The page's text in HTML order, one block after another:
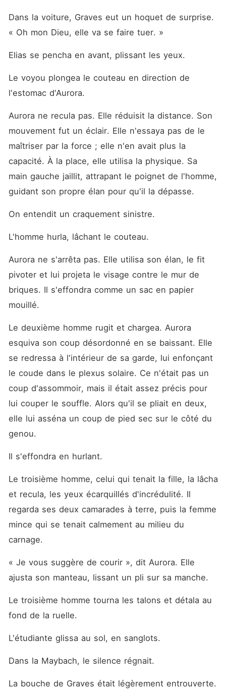
Dans la voiture, Graves eut un hoquet de surprise.
« Oh mon Dieu, elle va se faire tuer. »
Elias se pencha en avant, plissant les yeux.
Le voyou plongea le couteau en direction de
l'estomac d'Aurora.
Aurora ne recula pas. Elle réduisit la distance. Son
mouvement fut un éclair. Elle n'essaya pas de le
maîtriser par la force ; elle n'en avait plus la
capacité. À la place, elle utilisa la physique. Sa
main gauche jaillit, attrapant le poignet de l'homme,
guidant son propre élan pour qu'il la dépasse.
On entendit un craquement sinistre.
L'homme hurla, lâchant le couteau.
Aurora ne s'arrêta pas. Elle utilisa son élan, le fit
pivoter et lui projeta le visage contre le mur de
briques. Il s'effondra comme un sac en papier
mouillé.
Le deuxième homme rugit et chargea. Aurora
esquiva son coup désordonné en se baissant. Elle
se redressa à l'intérieur de sa garde, lui enfonçant
le coude dans le plexus solaire. Ce n'était pas un
coup d'assommoir, mais il était assez précis pour
lui couper le souffle. Alors qu'il se pliait en deux,
elle lui asséna un coup de pied sec sur le côté du
genou.
Il s'effondra en hurlant.
Le troisième homme, celui qui tenait la fille, la lâcha
et recula, les yeux écarquillés d'incrédulité. Il
regarda ses deux camarades à terre, puis la femme
mince qui se tenait calmement au milieu du
carnage.
« Je vous suggère de courir », dit Aurora. Elle
ajusta son manteau, lissant un pli sur sa manche.
Le troisième homme tourna les talons et détala au
fond de la ruelle.
L'étudiante glissa au sol, en sanglots.
Dans la Maybach, le silence régnait.
La bouche de Graves était légèrement entrouverte.